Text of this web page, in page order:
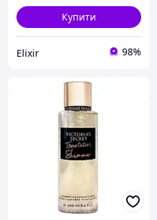
Купити
Elixir 98%